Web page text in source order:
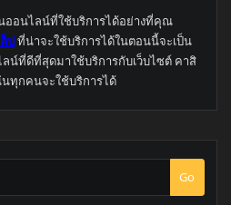
อนไลน์ที่ใช้บริการได้อย่างที่คุณ
ปที่น่าจะใช้บริการได้ในตอนนี้จะเป็น
น์ที่ดีที่สุดมาใช้บริการกับเว็บไซต์ คาสิ
ทุกคนจะใช้บริการได้
Go